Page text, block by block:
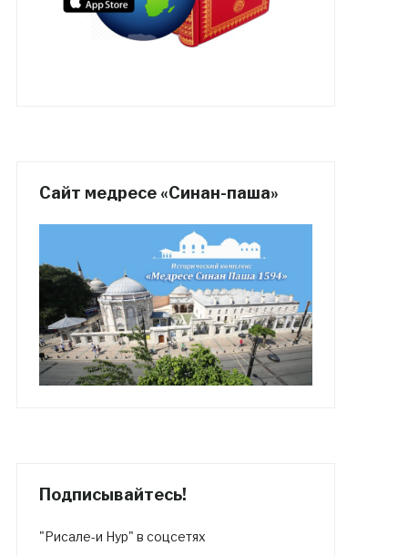
Сайт медресе «Синан-паша»
Подписывайтесь!
"Рисале-и Нур" в соцсетях